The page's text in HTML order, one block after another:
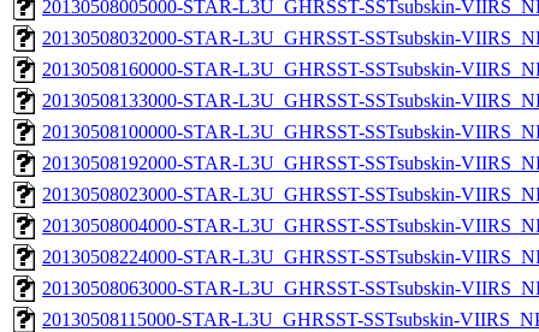
20130508005000-STAR-L3U_GHRSST-SSTsubskin-
20130508032000-STAR-L3U_GHRSST-SSTsubskin-
20130508160000-STAR-L3U_GHRSST-SSTsubskin-
20130508133000-STAR-L3U_GHRSST-SSTsubskin-
20130508100000-STAR-L3U_GHRSST-SSTsubskin-
20130508192000-STAR-L3U_GHRSST-SSTsubskin-
20130508023000-STAR-L3U_GHRSST-SSTsubskin-
20130508004000-STAR-L3U_GHRSST-SSTsubskin-
20130508224000-STAR-L3U_GHRSST-SSTsubskin-
20130508063000-STAR-L3U_GHRSST-SSTsubskin-
20130508115000-STAR-L3U_GHRSST-SSTsubskin-